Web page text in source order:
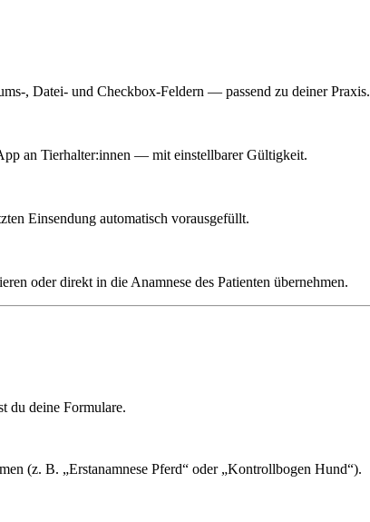
, Datei- und Checkbox-Feldern — passend zu deiner Praxis.
an Tierhalter:innen — mit einstellbarer Gültigkeit.
Einsendung automatisch vorausgefüllt.
oder direkt in die Anamnese des Patienten übernehmen.
du deine Formulare.
(z. B. „Erstanamnese Pferd“ oder „Kontrollbogen Hund“).